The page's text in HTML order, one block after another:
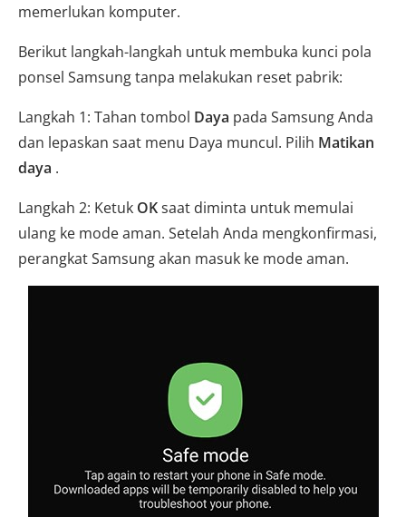
memerlukan komputer.
Berikut langkah-langkah untuk membuka kunci pola
ponsel Samsung tanpa melakukan reset pabrik:
Langkah 1: Tahan tombol Daya pada Samsung Anda
dan lepaskan saat menu Daya muncul. Pilih Matikan
daya .
Langkah 2: Ketuk OKsaat diminta untuk memulai
ulang ke mode aman. Setelah Anda mengkonfirmasi,
perangkat Samsung akan masuk ke mode aman.